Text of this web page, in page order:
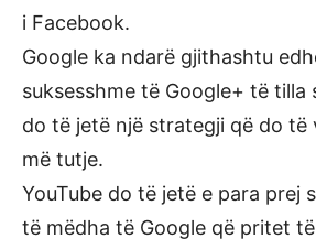
i Facebook.
Google ka ndarë gjithashtu
suksesshme të Google+ të tilla
do të jetë një strategji që do të
më tutje.
YouTube do të jetë e para prej
të mëdha të Google që pritet